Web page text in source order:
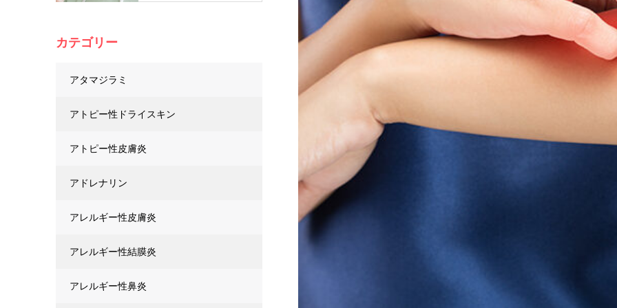
カテゴリー
アタマジラミ
アトピー性ドライスキン
アトピー性皮膚炎
アドレナリン
アレルギー性皮膚炎
アレルギー性結膜炎
アレルギー性鼻炎